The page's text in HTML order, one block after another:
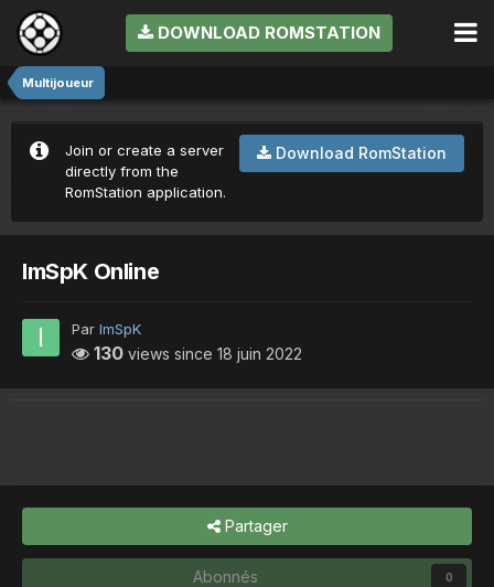
DOWNLOAD ROMSTATION
Multijoueur
Download RomStation
Join or create a server
directly from the
RomStation application.
ImSpK Online
Par ImSpK
130 views since 18 juin 2022
Partager
Abonnés 0